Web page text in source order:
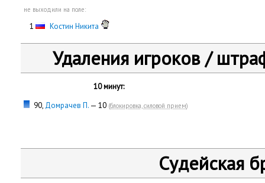
не выходили на поле:
1 Костин Никита
Удаления игроков /
10 минут:
90, Домрачев П. — 10 (блокировка, силовой прием)
Судейская